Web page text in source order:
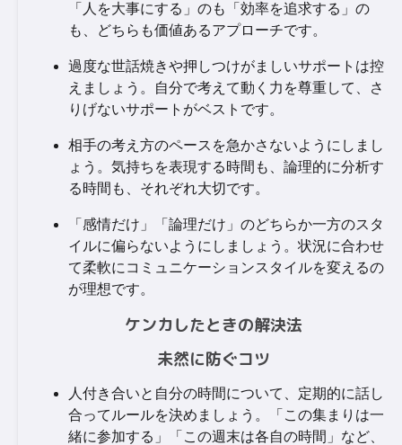
「人を大事にする」のも「効率を追求する」の
も、どちらも価値あるアプローチです。
過度な世話焼きや押しつけがましいサポートは控
えましょう。自分で考えて動く力を尊重して、さ
りげないサポートがベストです。
相手の考え方のペースを急かさないようにしまし
ょう。気持ちを表現する時間も、論理的に分析す
る時間も、それぞれ大切です。
「感情だけ」「論理だけ」のどちらか一方のスタ
イルに偏らないようにしましょう。状況に合わせ
て柔軟にコミュニケーションスタイルを変えるの
が理想です。
ケンカしたときの解決法
未然に防ぐコツ
人付き合いと自分の時間について、定期的に話し
合ってルールを決めましょう。「この集まりは一
緒に参加する」「この週末は各自の時間」など、